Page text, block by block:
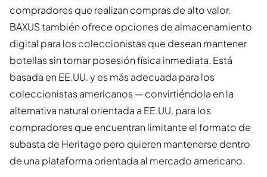
compradores que realizan compras de alto valor.
BAXUS también ofrece opciones de almacenamiento
digital para los coleccionistas que desean mantener
botellas sin tomar posesión física inmediata. Está
basada en EE.UU. y es más adecuada para los
coleccionistas americanos — convirtiéndola en la
alternativa natural orientada a EE.UU. para los
compradores que encuentran limitante el formato de
subasta de Heritage pero quieren mantenerse dentro
de una plataforma orientada al mercado americano.